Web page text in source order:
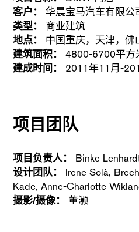
客户：
华晨宝马汽车有限公
类型：
商业建筑
地点：
中国重庆，天津，佛
建筑面积：
4800-6700平方
建成时间：
2011年11月-
项目团队
项目负责人：
Binke
设计团队：
Irene Solà,
Kade, Anne-Charlotte
摄影/摄像：
董灏